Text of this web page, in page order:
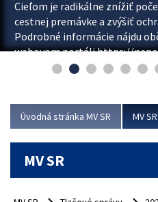
Cieľom je radikálne znížiť
cestnej premávke a zvýšiť
Podrobné informácie nájdu
webovom portáli https://
ktorom od augusta pribudne
Úvodná stránka MV SR MV SR
MV SR